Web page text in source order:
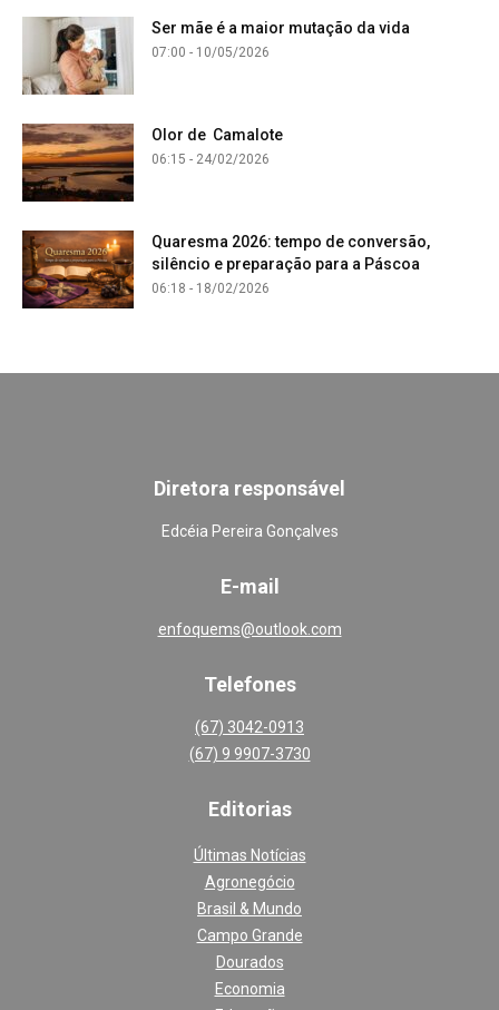
Ser mãe é a maior mutação da vida
07:00 - 10/05/2026
Olor de Camalote
06:15 - 24/02/2026
Quaresma 2026: tempo de conversão,
silêncio e preparação para a Páscoa
06:18 - 18/02/2026
Diretora responsável
Edcéia Pereira Gonçalves
E-mail
enfoquems@outlook.com
Telefones
(67) 3042-0913
(67) 9 9907-3730
Editorias
Últimas Notícias
Agronegócio
Brasil & Mundo
Campo Grande
Dourados
Economia